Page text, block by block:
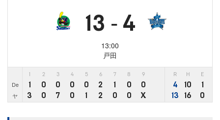
13 - 4
13:00
戸田
2 3 4 5 6 7 8 9 R H E
De 1 0 0 0 0 2 1 0 0 4 10 1
ヤ 3 0 7 0 1 2 0 0 X 13 16 0